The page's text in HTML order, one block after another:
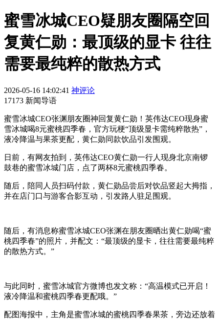
蜜雪冰城CEO疑朋友圈隔空回
复黄仁勋：最顶级的显卡 往往
需要最纯粹的散热方式
2026-05-16 14:02:41 神评论
17173 新闻导语
蜜雪冰城CEO张渊朋友圈神回复黄仁勋！英伟达CEO现身蜜
雪冰城喝8元蜜桃四季春，官方玩梗“顶级显卡需纯粹散热”，
液冷降温与果茶更配，黄仁勋同款饮品引发围观。
日前，有网友拍到，英伟达CEO黄仁勋一行人现身北京南锣
鼓巷的蜜雪冰城门店，点了两杯8元蜜桃四季春。
随后，陪同人员扫码付款，黄仁勋品尝后对饮品竖起大拇指，
并在店门口与游客合影互动，引发路人驻足围观。
随后，有消息称蜜雪冰城CEO张渊在朋友圈晒出黄仁勋喝“蜜
桃四季春”的照片，并配文：“最顶级的显卡，往往需要最纯粹
的散热方式。”
与此同时，蜜雪冰城官方微博也发文称：“高温模式已开启！
液冷降温和蜜桃四季春更配哦。”
配图海报中，主角是蜜雪冰城的蜜桃四季春果茶，旁边还放着